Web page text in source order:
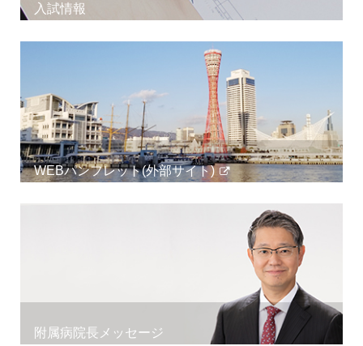
入試情報
WEBパンフレット(外部サイト)
附属病院長メッセージ